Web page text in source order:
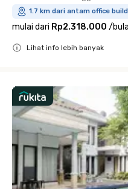
1.7 km dari antam office
mulai dari Rp2.318.000 /
Lihat info lebih banyak